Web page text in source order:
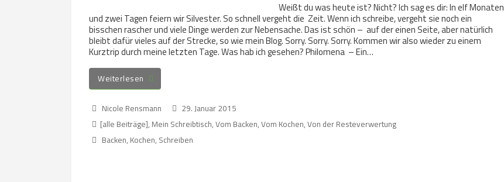
Weißt du was heute ist? Nicht? Ich sag es dir: In elf Monaten
und zwei Tagen feiern wir Silvester. So schnell vergeht die Zeit. Wenn ich schreibe, vergeht sie noch ein
bisschen rascher und viele Dinge werden zur Nebensache. Das ist schön – auf der einen Seite, aber natürlich
bleibt dafür vieles auf der Strecke, so wie mein Blog. Sorry. Sorry. Sorry. Kommen wir also wieder zu einem
Kurztrip durch meine letzten Tage. Was hab ich gesehen? Philomena – Ein…
Weiterlesen
Nicole Rensmann
29. Januar 2015
[alle Beiträge], Mein Schreibtisch,Vom Backen,Vom Kochen,Von der Resteverwertung
Backen, Kochen, Schreiben